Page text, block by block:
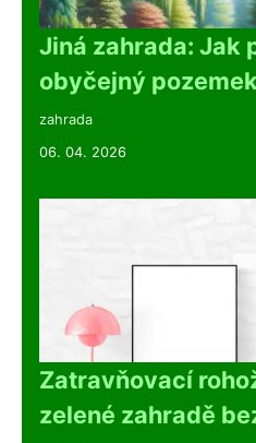
Jiná zahrada: Jak
obyčejný
zahrada
06. 04. 2026
Zatravňovací
zelené zahradě